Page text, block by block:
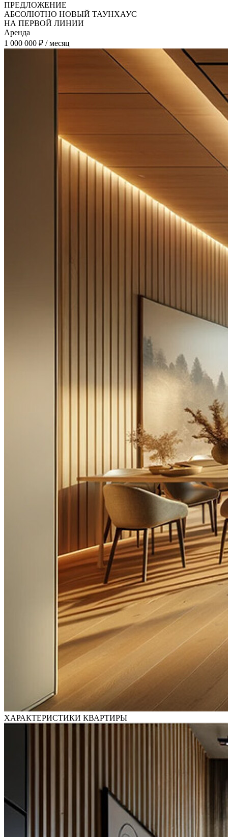
ПРЕДЛОЖЕНИЕ
АБСОЛЮТНО НОВЫЙ ТАУНХАУС
НА ПЕРВОЙ ЛИНИИ
Аренда
1 000 000 ₽ / месяц
ХАРАКТЕРИСТИКИ КВАРТИРЫ